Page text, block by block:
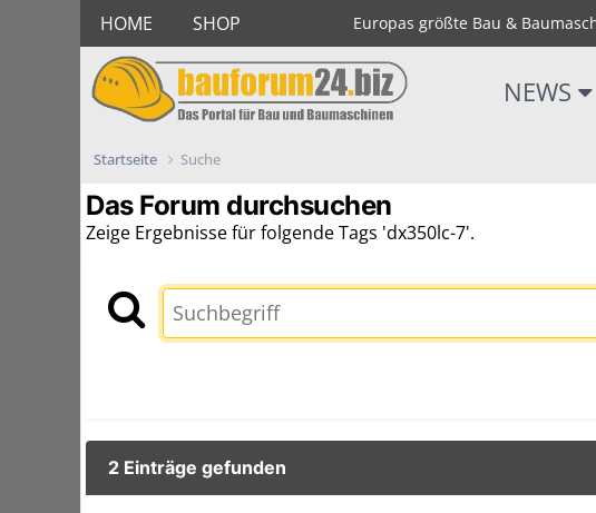
HOME SHOP Europas größte Bau &
NEWS
Startseite Suche
Das Forum durchsuchen
Zeige Ergebnisse für folgende Tags 'dx350lc-7'.
2 Einträge gefunden